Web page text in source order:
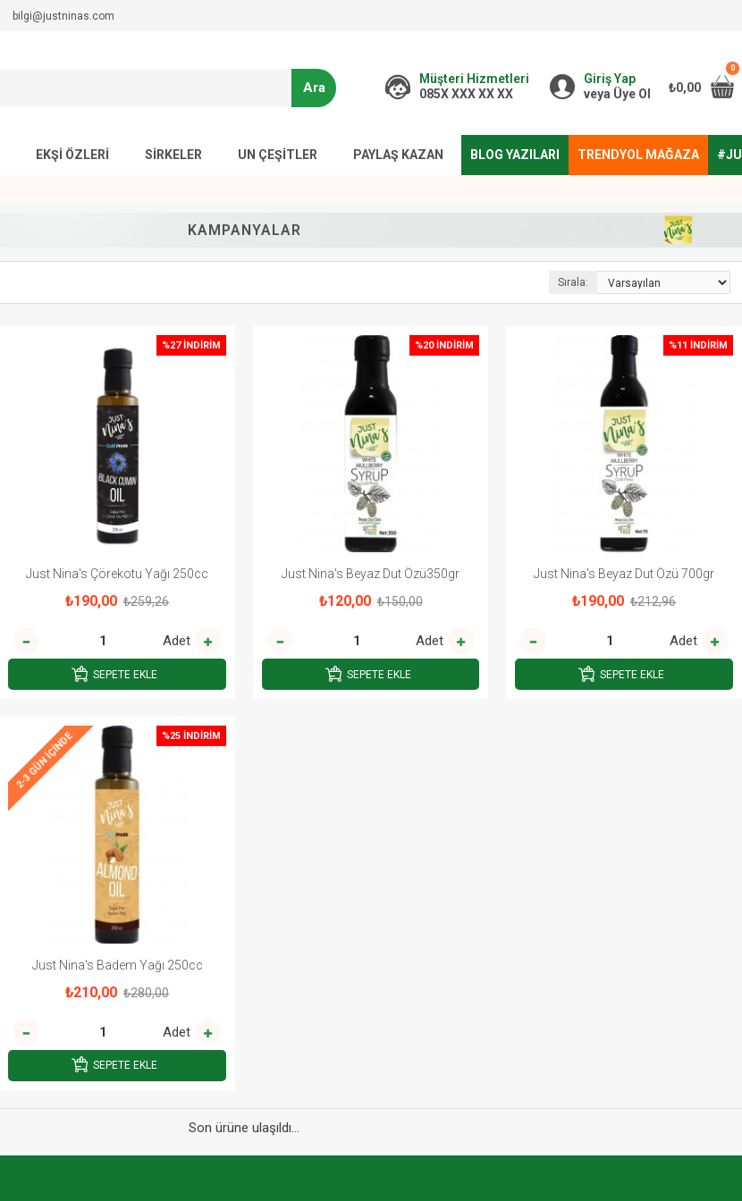
bilgi@justninas.com
Ara
Müşteri Hizmetleri
085X XXX XX XX
Giriş Yap
veya Üye Ol
₺0,00
0
EKŞI ÖZLERI SIRKELER UN ÇEŞITLER PAYLAŞ KAZAN BLOG YAZILARI TRENDYOL MAĞAZA
KAMPANYALAR
Sırala:
%27 İNDIRIM
Just Nina's Çörekotu Yağı 250cc
₺190,00 ₺259,26
Adet
SEPETE EKLE
%20 İNDIRIM
Just Nina's Beyaz Dut Özü350gr
₺120,00 ₺150,00
Adet
SEPETE EKLE
%11 İNDIRIM
Just Nina's Beyaz Dut Özü 700gr
₺190,00 ₺212,96
Adet
SEPETE EKLE
%25 İNDIRIM
2-3 GÜN IÇINDE
Just Nina's Badem Yağı 250cc
₺210,00 ₺280,00
Adet
SEPETE EKLE
Son ürüne ulaşıldı...